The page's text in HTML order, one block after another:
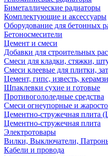
Биметаллические радиаторы
Комплектующие и аксессуары
Оборудование для бетонных
Бетоносмесители
Цемент и смеси
Добавки для строительных
Смеси для кладки, стяжки,
Смеси клеевые для плитки,
Цемент, гипс, известь,
Шпаклевки сухие и готовые
Противогололедные средства
Смеси огнеупорные и
Цементно-стружечная плита
Цементно-стружечная плита
Электротовары
Вилки, Выключатели,
Кабели и провода